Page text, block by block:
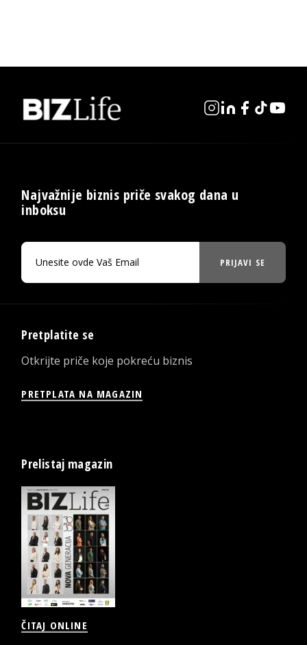
Najvažnije biznis priče svakog dana u
inboksu
PRIJAVI SE
Pretplatite se
Otkrijte priče koje pokreću biznis
PRETPLATA NA MAGAZIN
Prelistaj magazin
ČITAJ ONLINE